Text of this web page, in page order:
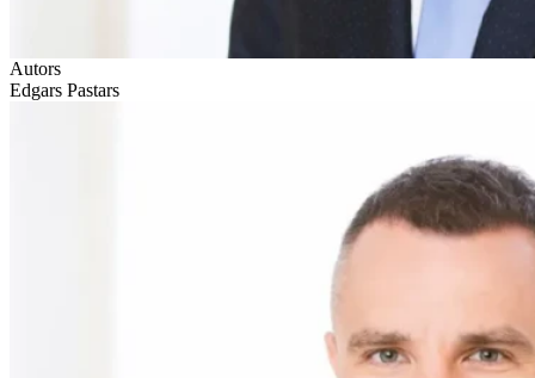
Autors
Edgars Pastars